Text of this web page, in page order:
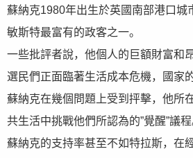
蘇納克1980年出生於英國南部港口
敏斯特最富有的政客之一。
一些批評者說，他個人的巨額財富和
選民們正面臨著生活成本危機，國家
蘇納克在幾個問題上受到抨擊，他所
共生活中挑戰他們所認為的”覺醒”議程
蘇納克的支持率甚至不如特拉斯，在